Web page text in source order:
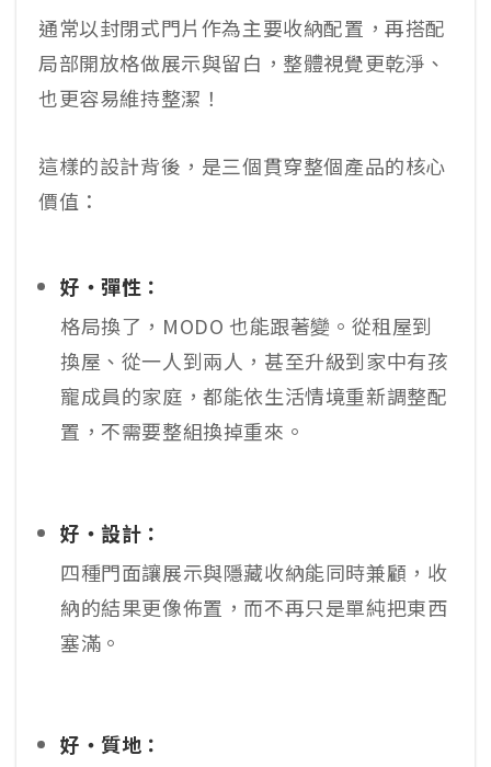
通常以封閉式門片作為主要收納配置，再搭配
局部開放格做展示與留白，整體視覺更乾淨、
也更容易維持整潔！
這樣的設計背後，是三個貫穿整個產品的核心
價值：
好・彈性：
格局換了，MODO 也能跟著變。從租屋到
換屋、從一人到兩人，甚至升級到家中有孩
寵成員的家庭，都能依生活情境重新調整配
置，不需要整組換掉重來。
好・設計：
四種門面讓展示與隱藏收納能同時兼顧，收
納的結果更像佈置，而不再只是單純把東西
塞滿。
好・質地：